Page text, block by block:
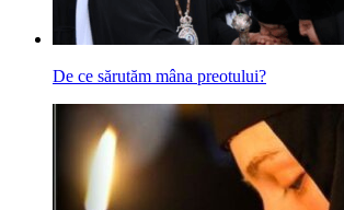
De ce sărutăm mâna preotului?